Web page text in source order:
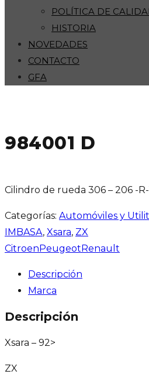
POLÍTICA DE
HISTORIA
NOVEDADES
CONTACTO
GFA
984001 D
Cilindro de rueda 306 – 206 -R-
Categorías: Automóviles y
IMBASA, Xsara, ZX
CitroenPeugeotRenault
Descripción
Marca
Descripción
Xsara – 92>
ZX